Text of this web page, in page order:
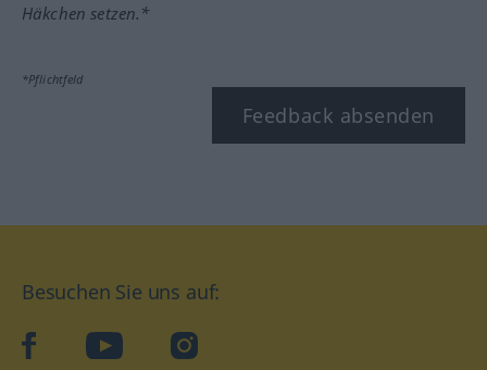
Häkchen setzen.*
*Pflichtfeld
Feedback absenden
Besuchen Sie uns auf:
facebookYouTube Instagram